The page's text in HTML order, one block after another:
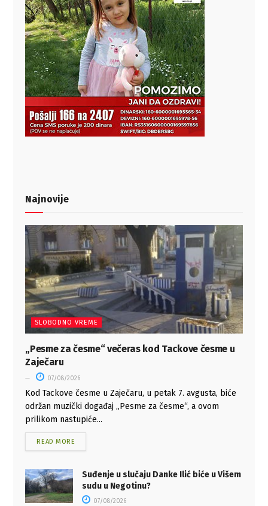
Najnovije
SLOBODNO VREME
„Pesme za česme“ večeras kod Tackove česme u
Zaječaru
07/08/2026
Kod Tackove česme u Zaječaru, u petak 7. avgusta, biće
održan muzički događaj „Pesme za česme“, a ovom
prilikom nastupiće...
READ MORE
Suđenje u slučaju Danke Ilić biće u Višem
sudu u Negotinu?
07/08/2026